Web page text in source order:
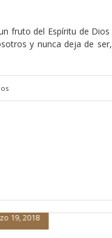
fruto del Espíritu de
y nunca deja de
15, 2018